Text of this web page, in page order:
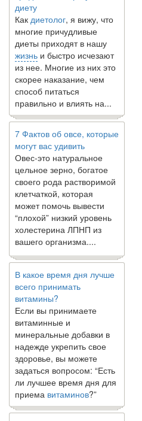
Какдиетолог
многие причудливые
диеты приходят в нашу
жизньи быстро исчезают
из нее. Многие из них это
скорее наказание, чем
способ питаться
правильно и влиять на...
7 Фактов об овсе, которые
могут вас удивить
Овес-это натуральное
цельное зерно, богатое
своего рода растворимой
клетчаткой, которая
может помочь вывести
“плохой” низкий уровень
холестерина ЛПНП из
вашего организма....
В какое время дня лучше
всего принимать
витамины?
Если вы принимаете
витаминные и
минеральные добавки в
надежде укрепить свое
здоровье, вы можете
задаться вопросом: “Есть
ли лучшее время дня для
приемавитаминов?”
Ключ к счастливому